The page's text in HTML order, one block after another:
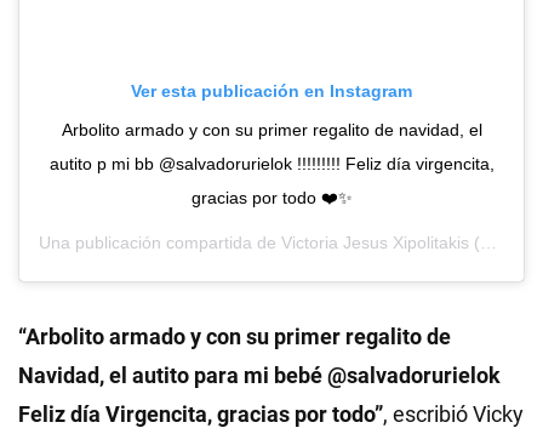
Ver esta publicación en Instagram
Arbolito armado y con su primer regalito de navidad, el
autito p mi bb @salvadorurielok !!!!!!!!! Feliz día virgencita,
gracias por todo ❤️✨
Una publicación compartida de Victoria Jesus Xipolitakis (@victoriaxipolitakisok) el
“Arbolito armado y con su primer regalito de
Navidad, el autito para mi bebé @salvadorurielok
Feliz día Virgencita, gracias por todo”, escribió Vicky